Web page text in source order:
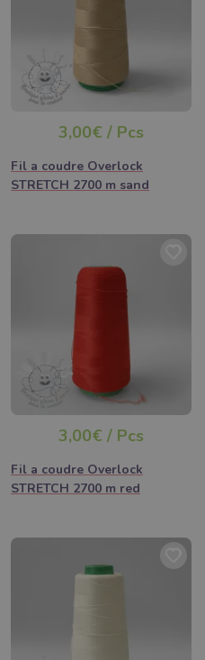
3,00€ / Pcs
Fil a coudre Overlock
STRETCH 2700 m sand
3,00€ / Pcs
Fil a coudre Overlock
STRETCH 2700 m red